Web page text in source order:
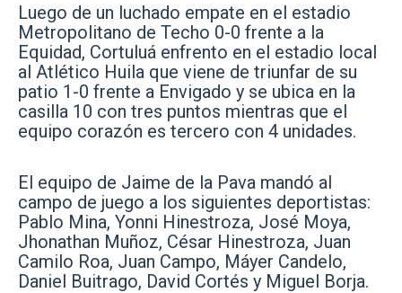
Luego de un luchado empate en el estadio
Metropolitano de Techo 0-0 frente a la
Equidad, Cortuluá enfrento en el estadio local
al Atlético Huila que viene de triunfar de su
patio 1-0 frente a Envigado y se ubica en la
casilla 10 con tres puntos mientras que el
equipo corazón es tercero con 4 unidades.
El equipo de Jaime de la Pava mandó al
campo de juego a los siguientes deportistas:
Pablo Mina, Yonni Hinestroza, José Moya,
Jhonathan Muñoz, César Hinestroza, Juan
Camilo Roa, Juan Campo, Máyer Candelo,
Daniel Buitrago, David Cortés y Miguel Borja.